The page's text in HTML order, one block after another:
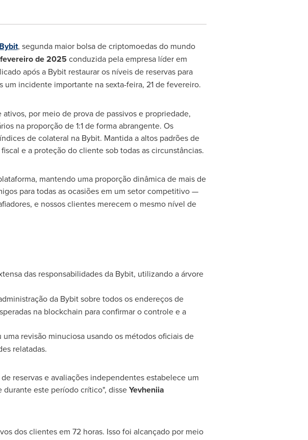
Bybit, segunda maior bolsa de criptomoedas do mundo
de 2025 conduzida pela empresa líder em
após a Bybit restaurar os níveis de reservas para
um incidente importante na sexta-feira, 21 de fevereiro.
por meio de prova de passivos e propriedade,
na proporção de 1:1 de forma abrangente. Os
de colateral na Bybit. Mantida a altos padrões de
e a proteção do cliente sob todas as circunstâncias.
mantendo uma proporção dinâmica de mais de
para todas as ocasiões em um setor competitivo —
e nossos clientes merecem o mesmo nível de
das responsabilidades da Bybit, utilizando a árvore
da Bybit sobre todos os endereços de
na blockchain para confirmar o controle e a
revisão minuciosa usando os métodos oficiais de
relatadas.
reservas e avaliações independentes estabelece um
este período crítico", disseYevheniia
dos clientes em 72 horas. Isso foi alcançado por meio